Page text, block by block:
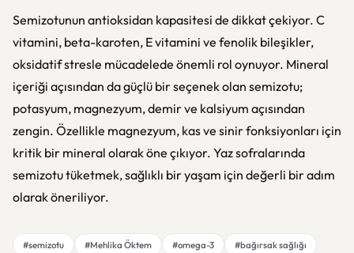
Semizotunun antioksidan kapasitesi de dikkat çekiyor. C
vitamini, beta-karoten, E vitamini ve fenolik bileşikler,
oksidatif stresle mücadelede önemli rol oynuyor. Mineral
içeriği açısından da güçlü bir seçenek olan semizotu;
potasyum, magnezyum, demir ve kalsiyum açısından
zengin. Özellikle magnezyum, kas ve sinir fonksiyonları için
kritik bir mineral olarak öne çıkıyor. Yaz sofralarında
semizotu tüketmek, sağlıklı bir yaşam için değerli bir adım
olarak öneriliyor.
#semizotu #Mehlika Öktem #omega-3
#bağırsak sağlığı